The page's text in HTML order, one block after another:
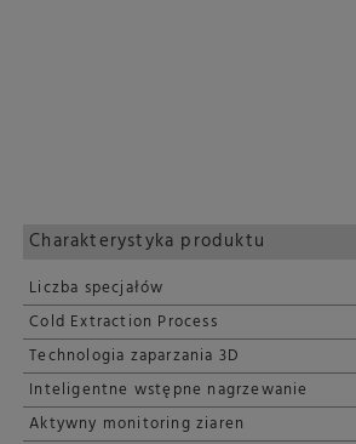
Charakterystyka produktu
Liczba specjałów
Cold Extraction Process
Technologia zaparzania 3D
Inteligentne wstępne nagrzewanie
Aktywny monitoring ziaren